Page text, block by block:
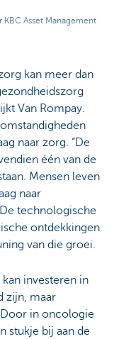
KBC Asset Management
kan meer dan
Van Rompay.
naar zorg. “De
één van de
Mensen leven
naar
technologische
ontdekkingen
van die groei.
investeren in
zijn, maar
in oncologie
stukje bij aan de